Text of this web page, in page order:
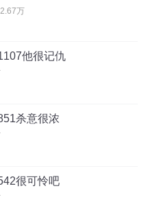
2.67万
他很记仇
杀意很浓
很可怜吧